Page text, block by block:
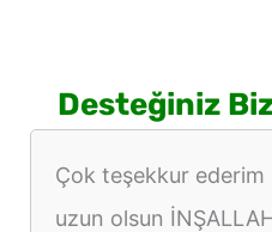
Desteğiniz
Çok teşekkur
uzun olsun